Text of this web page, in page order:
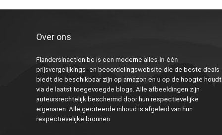
Over ons
Flandersinaction.be is een moderne alles-in-één
prijsvergelijkings- en beoordelingswebsite die de beste deals
biedt die beschikbaar zijn op amazon en u op de hoogte houdt
via de laatst toegevoegde blogs. Alle afbeeldingen zijn
auteursrechtelijk beschermd door hun respectievelijke
eigenaren. Alle geciteerde inhoud is afgeleid van hun
respectievelijke bronnen.